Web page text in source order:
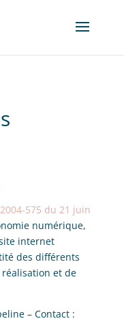
575 du 21 juin
numérique,
internet
des différents
et de
– Contact :